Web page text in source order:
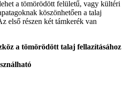
a tömörödött felületű, vagy kültéri
köszönhetően a talaj
első részen két támkerék van
a tömörödött talaj fellazításához